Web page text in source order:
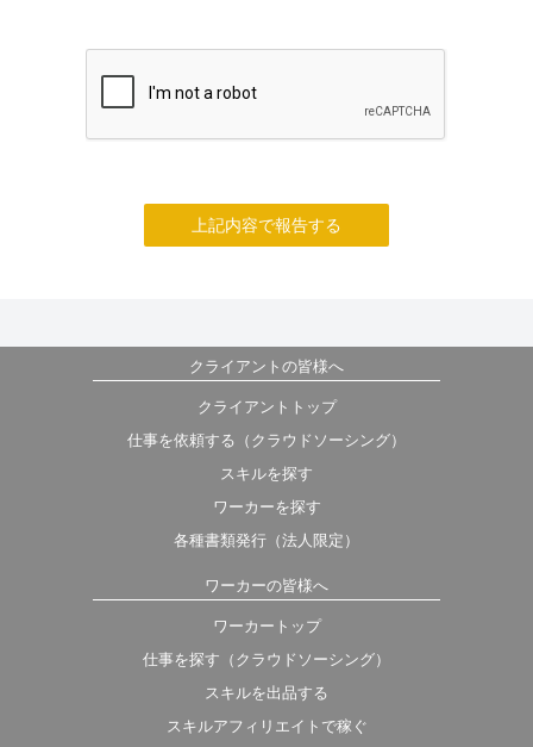
上記内容で報告する
クライアントの皆様へ
クライアントトップ
仕事を依頼する（クラウドソーシング）
スキルを探す
ワーカーを探す
各種書類発行（法人限定）
ワーカーの皆様へ
ワーカートップ
仕事を探す（クラウドソーシング）
スキルを出品する
スキルアフィリエイトで稼ぐ